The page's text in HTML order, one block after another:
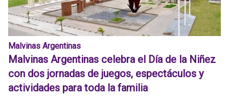
Malvinas Argentinas
Malvinas Argentinas celebra el Día de la Niñez
con dos jornadas de juegos, espectáculos y
actividades para toda la familia